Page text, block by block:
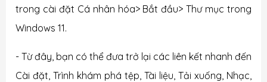
trong cài đặt Cá nhân hóa> Bắt đầu> Thư mục trong
Windows 11.
- Từ đây, bạn có thể đưa trở lại các liên kết nhanh đến
Cài đặt, Trình khám phá tệp, Tài liệu, Tải xuống, Nhạc,